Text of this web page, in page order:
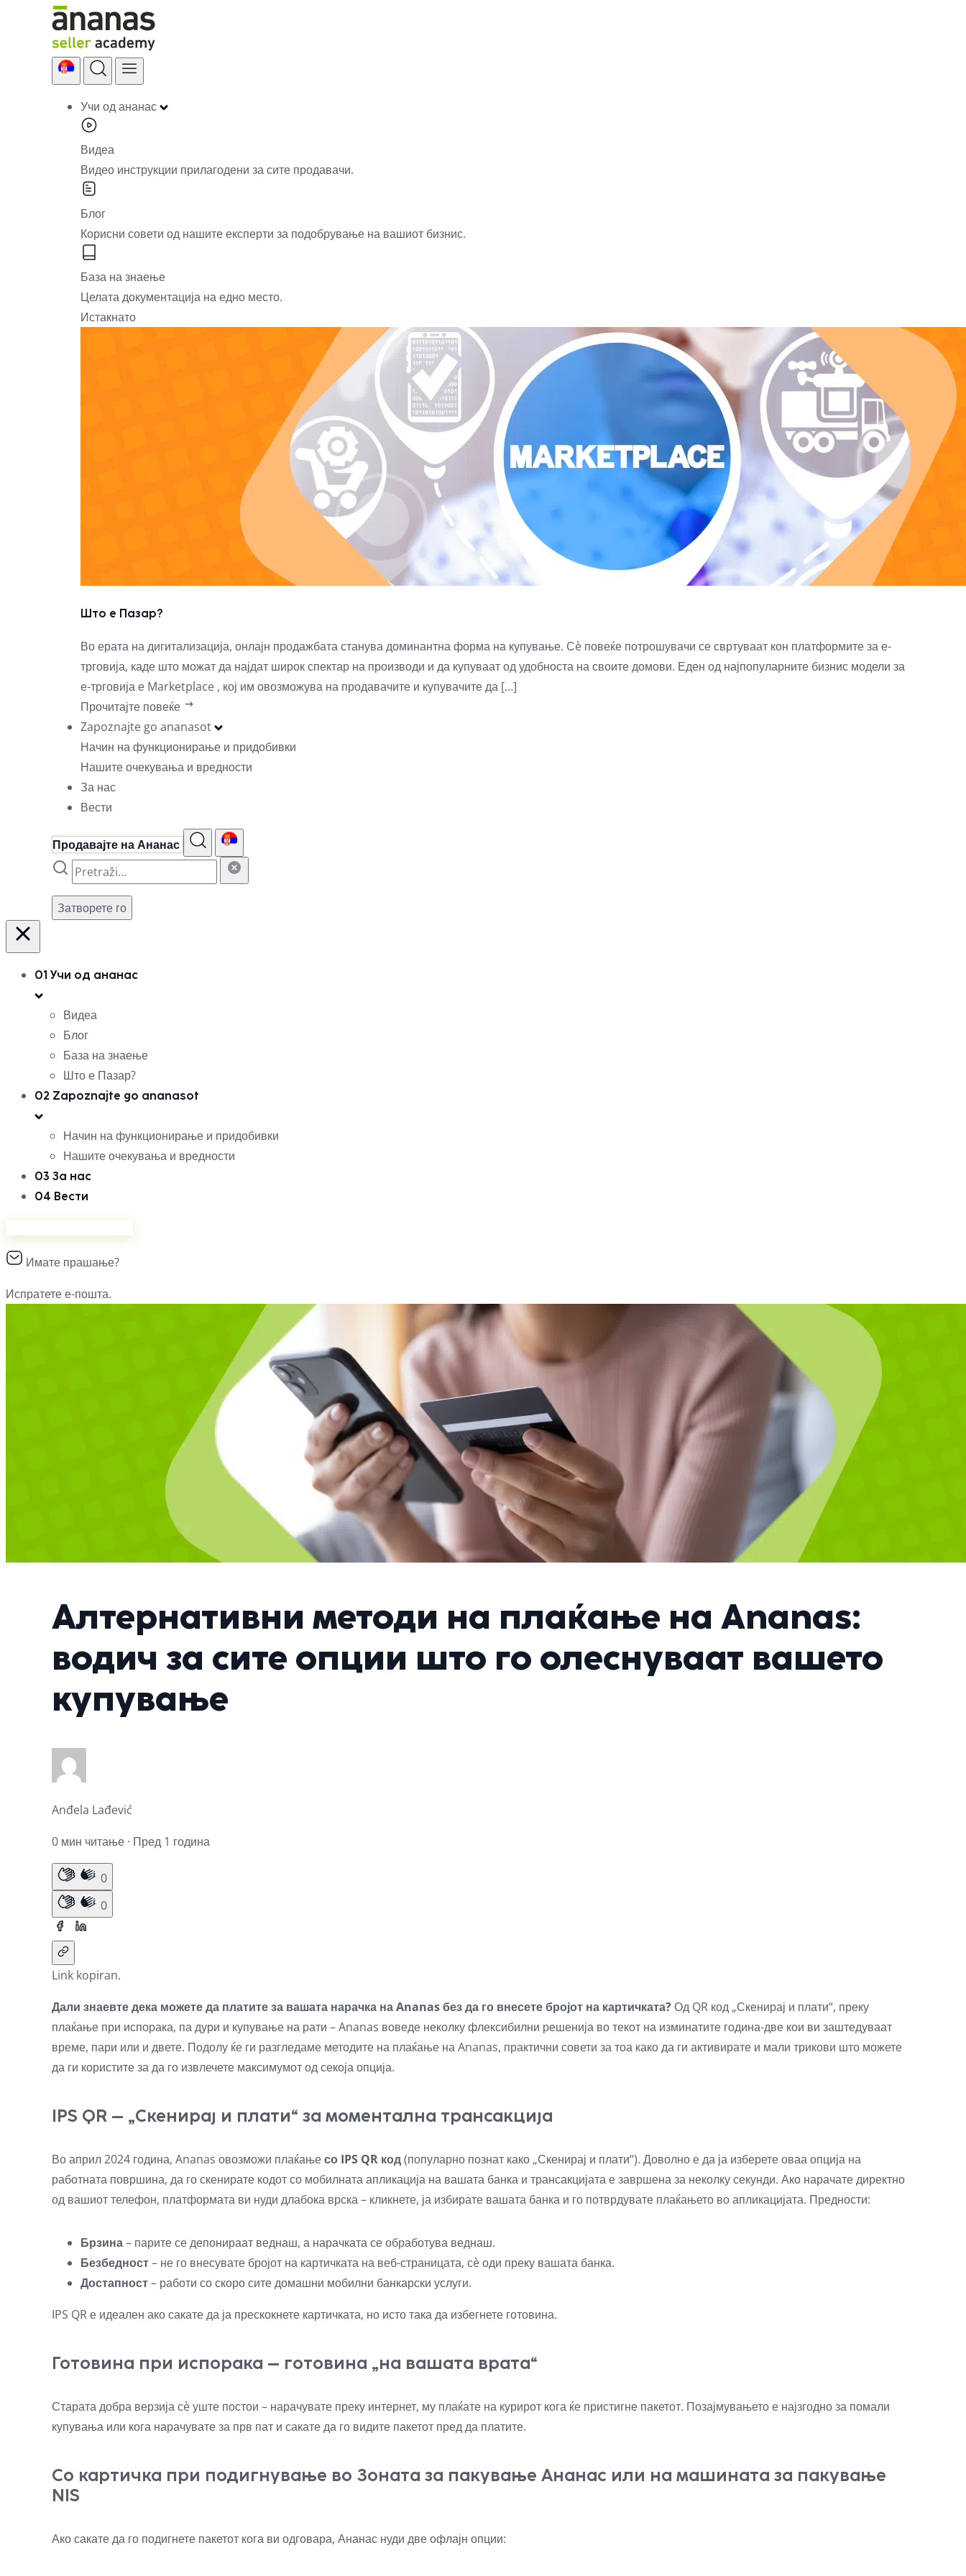
Учи од ананас
Видеа
Видео инструкции прилагодени за сите продавачи.
Блог
Корисни совети од нашите експерти за подобрување на вашиот бизнис.
База на знаење
Целата документација на едно место.
Истакнато
Што е Пазар?
Во ерата на дигитализација, онлајн продажбата станува доминантна форма на купување. Сè повеќе потрошувачи се свртуваат кон платформите за е-
трговија, каде што можат да најдат широк спектар на производи и да купуваат од удобноста на своите домови. Еден од најпопуларните бизнис модели за
е-трговија е Marketplace , кој им овозможува на продавачите и купувачите да […]
Прочитајте повеќе
Zapoznajte go ananasot
Начин на функционирање и придобивки
Нашите очекувања и вредности
За нас
Вести
Продавајте на Ананас
Затворете го
01 Учи од ананас
Видеа
Блог
База на знаење
Што е Пазар?
02 Zapoznajte go ananasot
Начин на функционирање и придобивки
Нашите очекувања и вредности
03 За нас
04 Вести
Имате прашање?
Испратете е-пошта.
Алтернативни методи на плаќање на Ananas:
водич за сите опции што го олеснуваат вашето
купување
Anđela Lađević
0 мин читање · Пред 1 година
0
0
Link kopiran.
Дали знаевте дека можете да платите за вашата нарачка на Ananas без да го внесете бројот на картичката?Од QR код „Скенирај и плати“, преку
плаќање при испорака, па дури и купување на рати – Ananas воведе неколку флексибилни решенија во текот на изминатите година-две кои ви заштедуваат
време, пари или и двете. Подолу ќе ги разгледаме методите на плаќање на Ananas, практични совети за тоа како да ги активирате и мали трикови што можете
да ги користите за да го извлечете максимумот од секоја опција.
IPS QR – „Скенирај и плати“ за моментална трансакција
Во април 2024 година, Ananas овозможи плаќањесо IPS QR код(популарно познат како „Скенирај и плати“). Доволно е да ја изберете оваа опција на
работната површина, да го скенирате кодот со мобилната апликација на вашата банка и трансакцијата е завршена за неколку секунди. Ако нарачате директно
од вашиот телефон, платформата ви нуди длабока врска– кликнете, ја избирате вашата банка и го потврдувате плаќањето во апликацијата. Предности:
Брзина– парите се депонираат веднаш, а нарачката се обработува веднаш.
Безбедност– не го внесувате бројот на картичката на веб-страницата, сè оди преку вашата банка.
Достапност– работи со скоро сите домашни мобилни банкарски услуги.
IPS QR е идеален ако сакате да ја прескокнете картичката, но исто така да избегнете готовина.
Готовина при испорака – готовина „на вашата врата“
Старата добра верзија сè уште постои – нарачувате преку интернет, му плаќате на курирот кога ќе пристигне пакетот. Позајмувањето е најзгодно за помали
купувања или кога нарачувате за прв пат и сакате да го видите пакетот пред да платите.
Со картичка при подигнување во Зоната за пакување Ананас или на машината за пакување
NIS
Ако сакате да го подигнете пакетот кога ви одговара, Ананас нуди две офлајн опции: